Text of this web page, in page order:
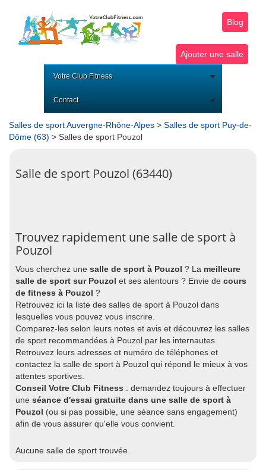
Blog
Ajouter une salle
Votre Club Fitness
Contact
Salles de sport Auvergne-Rhône-Alpes > Salles de sport Puy-de-
Dôme (63) > Salles de sport Pouzol
Salle de sport Pouzol (63440)
Trouvez rapidement une salle de sport à
Pouzol
Vous cherchez une salle de sport à Pouzol ? La meilleure
salle de sport sur Pouzol et ses alentours ? Envie de cours
de fitness à Pouzol ?
Retrouvez ici la liste des salles de sport à Pouzol dans
lesquelles vous pouvez vous inscrire.
Comparez-les selon leurs notes et avis et découvrez les salles
de sport recommandées à Pouzol par les internautes.
Retrouvez leurs adresses et numéro de téléphones et
contactez la salle de sport à Pouzol qui répond le mieux à vos
attentes sportives.
Conseil Votre Club Fitness : demandez toujours à effectuer
une séance d'essai gratuite dans une salle de sport à
Pouzol (ou si pas possible, une séance sans engagement)
afin de vous assurer qu'elle vous convient.
Aucune salle de sport trouvée.